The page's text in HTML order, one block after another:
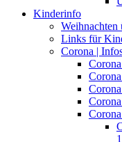
Kinderinfo
Weihnachten
Links für
Corona |